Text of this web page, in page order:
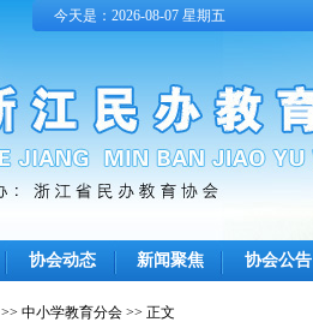
今天是：2026-08-07 星期五
协会动态 新闻聚焦 协会公告
>> 中小学教育分会 >> 正文